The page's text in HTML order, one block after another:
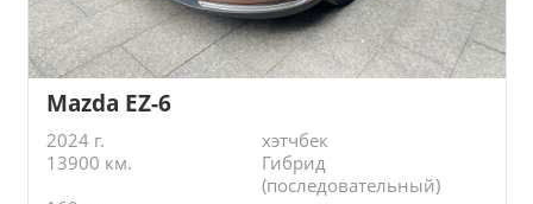
Mazda EZ-6
2024 г.
хэтчбек
13900 км.
Гибрид
(последовательный)